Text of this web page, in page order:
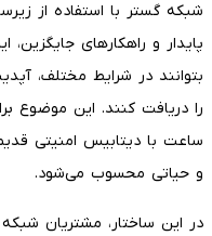
شبکه گستر با استفاده از
پایدار و راهکارهای
بتوانند در شرایط مختلف،
را دریافت کنند. این موضوع
ساعت با دیتابیس امنیتی
و حیاتی محسوب می‌شود.
در این ساختار، مشتریان